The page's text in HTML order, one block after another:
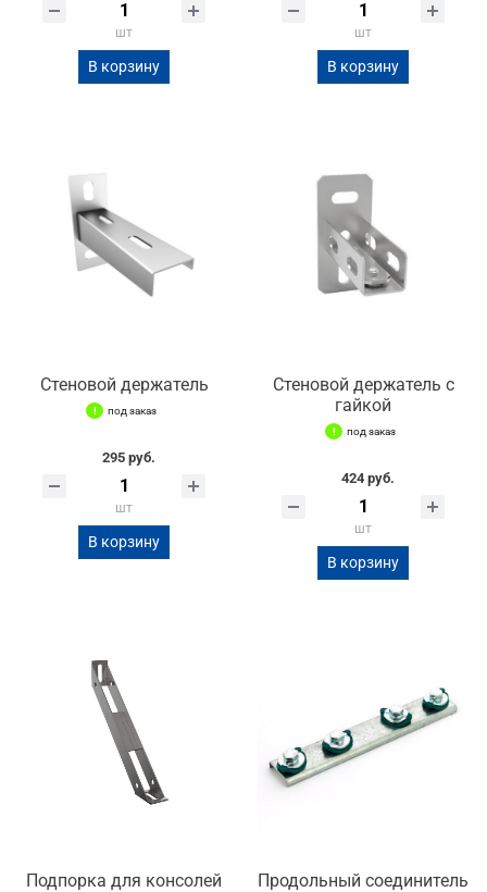
шт
В корзину
шт
В корзину
Стеновой держатель
под заказ
295 руб.
шт
В корзину
Стеновой держатель с
гайкой
под заказ
424 руб.
шт
В корзину
Подпорка для консолей
Продольный соединитель